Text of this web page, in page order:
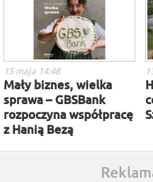
15 maja 14:48
Mały biznes, wielka
sprawa – GBSBank
rozpoczyna współpracę
z Hanią Bezą